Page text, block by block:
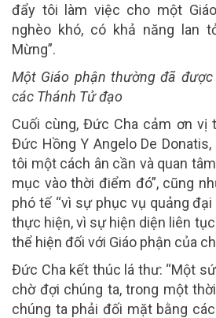
đẩy tôi làm việc cho một
nghèo khó, có khả năng lan
Mừng”.
Một Giáo phận thường đã
các Thánh Tử đạo
Cuối cùng, Đức Cha cảm ơn vị
Đức Hồng Y Angelo De
tôi một cách ân cần và quan
mục vào thời điểm đó”, cũng
phó tế “vì sự phục vụ quảng
thực hiện, vì sự hiện diện liên
thể hiện đối với Giáo phận của
Đức Cha kết thúc lá thư: “Một
chờ đợi chúng ta, trong một
chúng ta phải đối mặt bằng